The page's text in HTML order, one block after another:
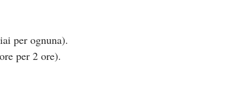
per ognuna).
per 2 ore).